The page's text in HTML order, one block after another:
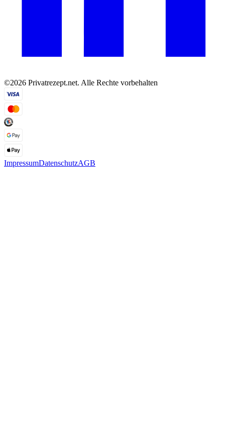
©2026 Privatrezept.net. Alle Rechte vorbehalten
ImpressumDatenschutzAGB